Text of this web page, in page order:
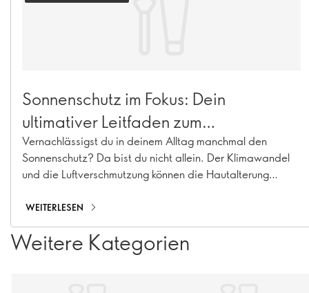
Sonnenschutz im Fokus: Dein
ultimativer Leitfaden zum
Sonnenschutz
Vernachlässigst du in deinem Alltag manchmal den
Sonnenschutz? Da bist du nicht allein. Der Klimawandel
und die Luftverschmutzung können die Hautalterung
und Kollagenverlust führen. Mit unserem Sortiment an
Sonnenschutz-Basics, darunter Sonnencremes,
Feuchtigkeitscremes mit Lichtschutzfaktor und Make-up
mit Lichtschutzfaktor, bist du das ganze Jahr über gut
WEITERLESEN
Weitere Kategorien